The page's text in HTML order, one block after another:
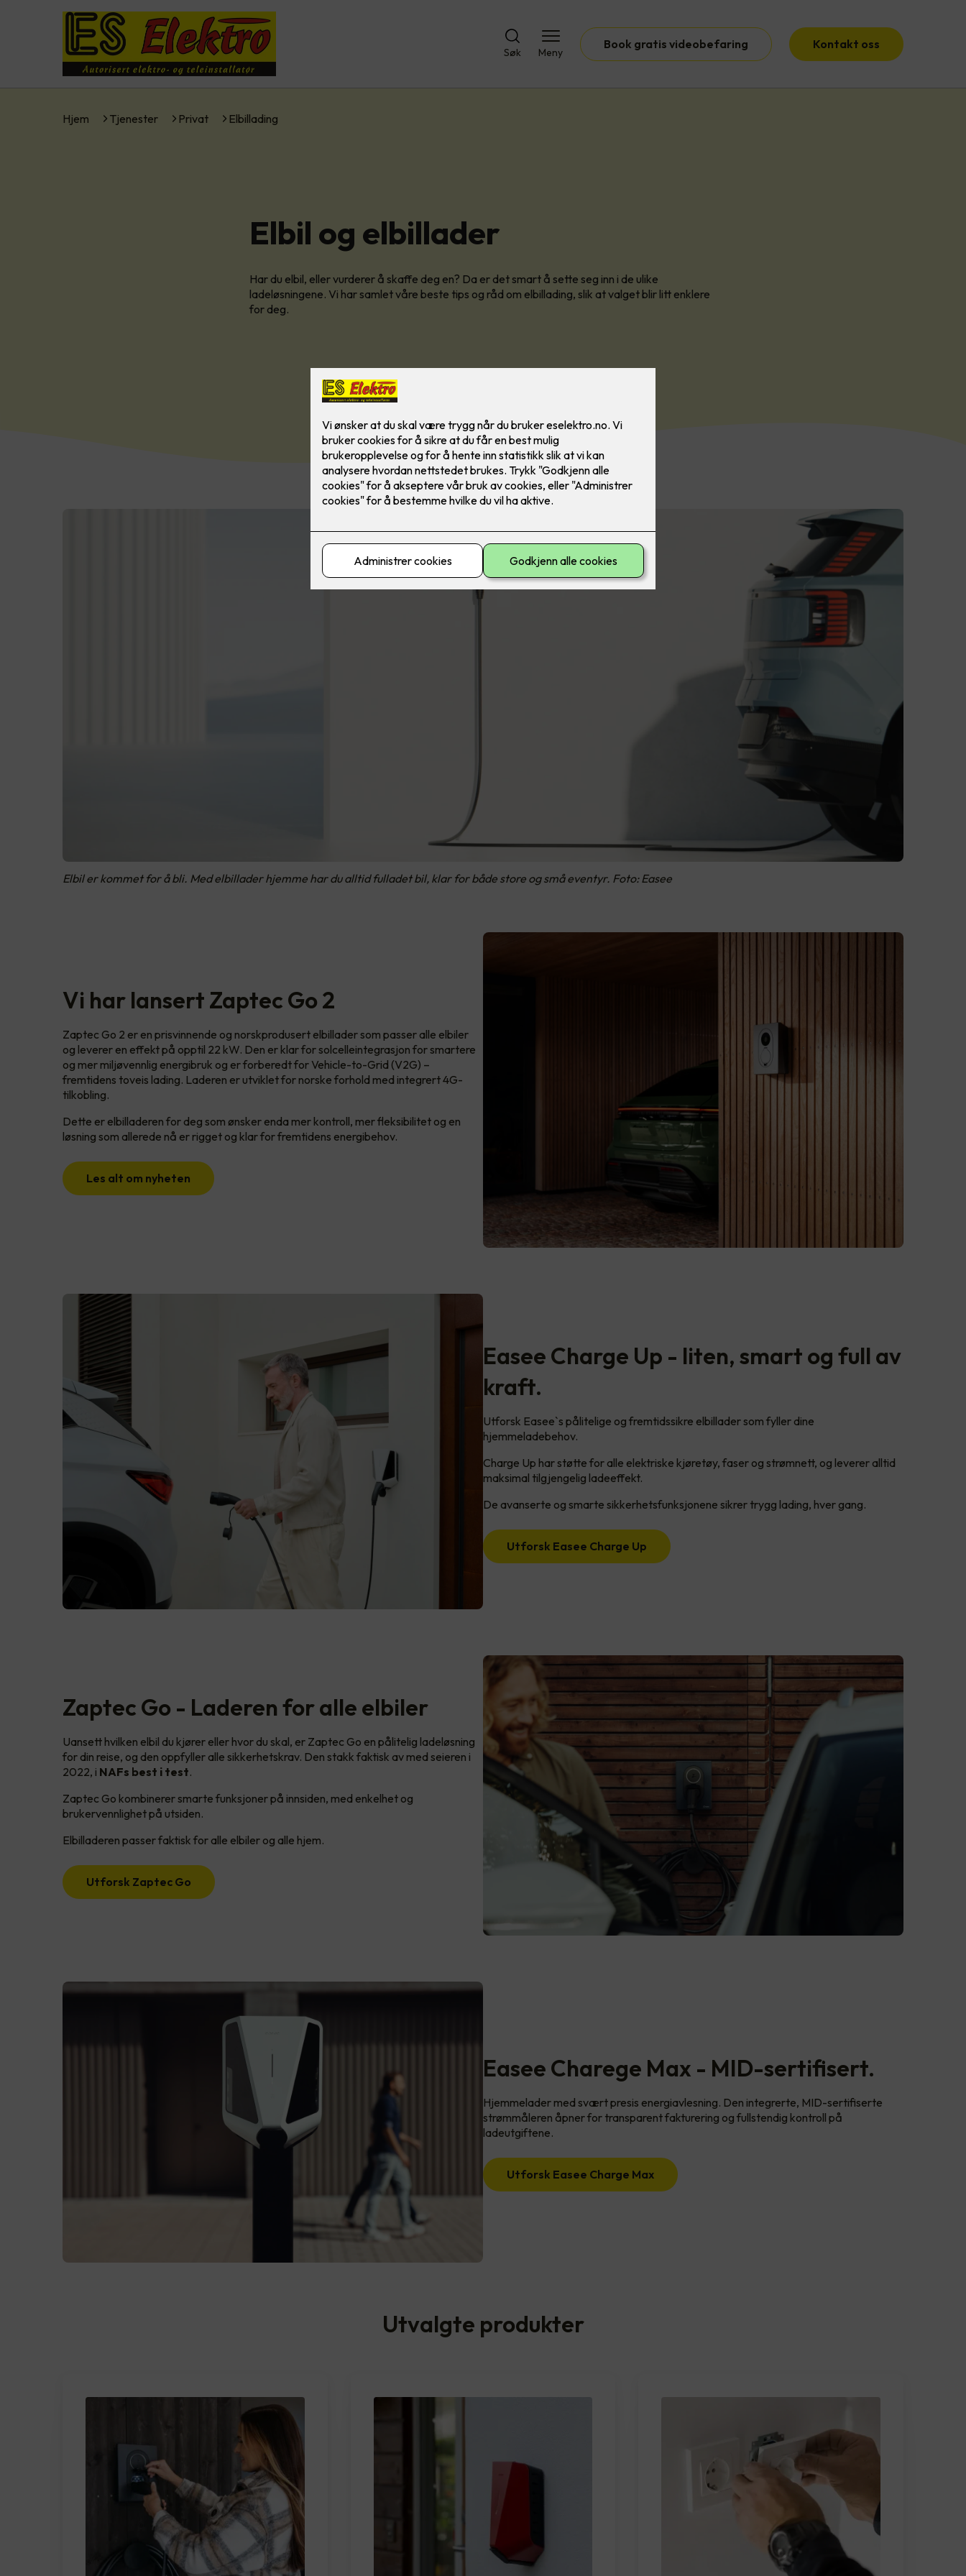
Søk Meny
Book gratis videobefaring Kontakt oss
Hjem Tjenester Privat Elbillading
Elbil og elbillader
Har du elbil, eller vurderer å skaffe deg en? Da er det smart å sette seg inn i de ulike
ladeløsningene. Vi har samlet våre beste tips og råd om elbillading, slik at valget blir litt enklere
for deg.
Elbil er kommet for å bli. Med elbillader hjemme har du alltid fulladet bil, klar for både store og små eventyr. Foto: Easee
Vi har lansert Zaptec Go 2
Zaptec Go 2 er en prisvinnende og norskprodusert elbillader som passer alle elbiler
og leverer en effekt på opptil 22 kW. Den er klar for solcelleintegrasjon for smartere
og mer miljøvennlig energibruk og er forberedt for Vehicle-to-Grid (V2G) –
fremtidens toveis lading. Laderen er utviklet for norske forhold med integrert 4G-
tilkobling.
Dette er elbilladeren for deg som ønsker enda mer kontroll, mer fleksibilitet og en
løsning som allerede nå er rigget og klar for fremtidens energibehov.
Les alt om nyheten
Easee Charge Up - liten, smart og full av
kraft.
Utforsk Easee`s pålitelige og fremtidssikre elbillader som fyller dine
hjemmeladebehov.
Charge Up har støtte for alle elektriske kjøretøy, faser og strømnett, og leverer alltid
maksimal tilgjengelig ladeeffekt.
De avanserte og smarte sikkerhetsfunksjonene sikrer trygg lading, hver gang.
Utforsk Easee Charge Up
Zaptec Go - Laderen for alle elbiler
Uansett hvilken elbil du kjører eller hvor du skal, er Zaptec Go en pålitelig ladeløsning
for din reise, og den oppfyller alle sikkerhetskrav. Den stakk faktisk av med seieren i
2022, i NAFs best i test.
Zaptec Go kombinerer smarte funksjoner på innsiden, med enkelhet og
brukervennlighet på utsiden.
Elbilladeren passer faktisk for alle elbiler og alle hjem.
Utforsk Zaptec Go
Easee Charege Max - MID-sertifisert.
Hjemmelader med svært presis energiavlesning. Den integrerte, MID-sertifiserte
strømmåleren åpner for transparent fakturering og fullstendig kontroll på
ladeutgiftene.
Utforsk Easee Charge Max
Utvalgte produkter